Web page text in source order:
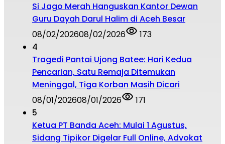
Si Jago Merah Hanguskan Kantor Dewan
Guru Dayah Darul Halim di Aceh Besar
08/02/202608/02/2026
173
4
Tragedi Pantai Ujong Batee: Hari Kedua
Pencarian, Satu Remaja Ditemukan
Meninggal, Tiga Korban Masih Dicari
08/01/202608/01/2026
171
5
Ketua PT Banda Aceh: Mulai 1 Agustus,
Sidang Tipikor Digelar Full Online, Advokat